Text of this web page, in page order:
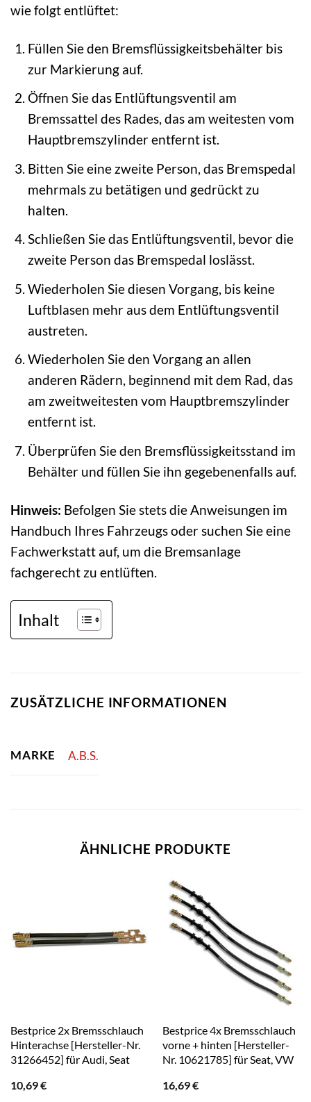
wie folgt entlüftet:
Füllen Sie den Bremsflüssigkeitsbehälter bis
zur Markierung auf.
Öffnen Sie das Entlüftungsventil am
Bremssattel des Rades, das am weitesten vom
Hauptbremszylinder entfernt ist.
Bitten Sie eine zweite Person, das Bremspedal
mehrmals zu betätigen und gedrückt zu
halten.
Schließen Sie das Entlüftungsventil, bevor die
zweite Person das Bremspedal loslässt.
Wiederholen Sie diesen Vorgang, bis keine
Luftblasen mehr aus dem Entlüftungsventil
austreten.
Wiederholen Sie den Vorgang an allen
anderen Rädern, beginnend mit dem Rad, das
am zweitweitesten vom Hauptbremszylinder
entfernt ist.
Überprüfen Sie den Bremsflüssigkeitsstand im
Behälter und füllen Sie ihn gegebenenfalls auf.
Hinweis: Befolgen Sie stets die Anweisungen im
Handbuch Ihres Fahrzeugs oder suchen Sie eine
Fachwerkstatt auf, um die Bremsanlage
fachgerecht zu entlüften.
Inhalt
ZUSÄTZLICHE INFORMATIONEN
MARKE A.B.S.
ÄHNLICHE PRODUKTE
Bestprice 2x Bremsschlauch
Hinterachse [Hersteller-Nr.
31266452] für Audi, Seat
10,69€
Bestprice 4x Bremsschlauch
vorne + hinten [Hersteller-
Nr. 10621785] für Seat, VW
16,69€